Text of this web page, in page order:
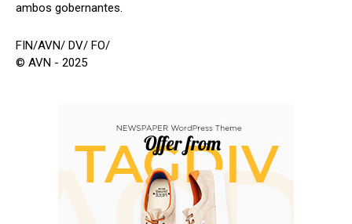
ambos gobernantes.
FIN/AVN/ DV/ FO/
© AVN - 2025